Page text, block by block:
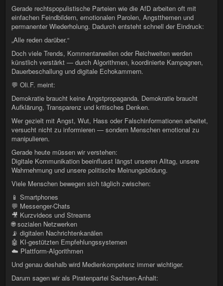
Gerade rechtspopulistische Parteien wie die AfD arbeiten oft mit
einfachen Feindbildern, emotionalen Parolen, Angstthemen und
permanenter Wiederholung. Dadurch entsteht schnell der Eindruck:
„Alle reden darüber.“
Doch viele Trends, Kommentarwellen oder Reichweiten werden
künstlich verstärkt — durch Algorithmen, koordinierte Kampagnen,
Dauerbeschallung und digitale Echokammern.
💬 Oli.F. meint:
Demokratie braucht keine Angstpropaganda. Demokratie braucht
Aufklärung, Transparenz und kritisches Denken.
Wer gezielt mit Angst, Wut, Hass oder Falschinformationen arbeitet,
versucht nicht zu informieren — sondern Menschen emotional zu
manipulieren.
Gerade heute müssen wir verstehen:
Digitale Kommunikation beeinflusst längst unseren Alltag, unsere
Wahrnehmung und unsere politische Meinungsbildung.
Viele Menschen bewegen sich täglich zwischen:
📱 Smartphones
💬 Messenger-Chats
🎥 Kurzvideos und Streams
🌐 sozialen Netzwerken
📡 digitalen Nachrichtenkanälen
🤖 KI-gestützten Empfehlungssystemen
☁️ Plattform-Algorithmen
Und genau deshalb wird Medienkompetenz immer wichtiger.
Darum sagen wir als Piratenpartei Sachsen-Anhalt: